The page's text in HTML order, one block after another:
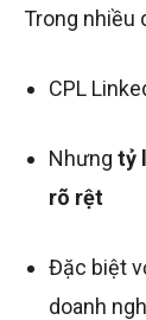
Trong nhiều
CPL
Nhưng tỷ
rõ rệt
Đặc biệt
doanh